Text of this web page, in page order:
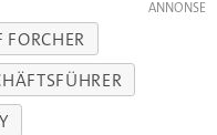
FORCHER